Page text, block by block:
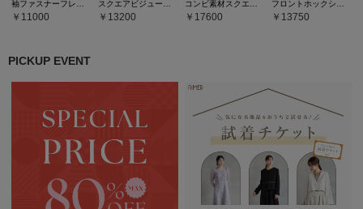
11000 13200 17600 13750
PICKUP EVENT